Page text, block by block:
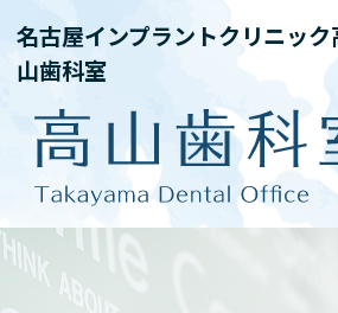
名古屋インプラントクリニック
山歯科室